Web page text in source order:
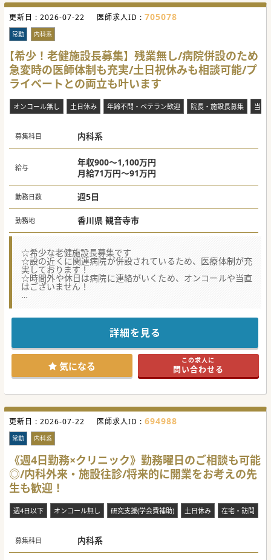
更新日 : 2026-07-22 医師求人ID : 705078
常勤 内科系
【希少！老健施設長募集】残業無し/病院併設のため
急変時の医師体制も充実/土日祝休みも相談可能/プ
ライベートとの両立も叶います
オンコール無し 土日休み 年齢不問・ベテラン歓迎 院長・施設長募集 当直
募集科目 内科系
給与
年収900～1,100万円
月給71万円～91万円
勤務日数 週5日
勤務地 香川県 観音寺市
☆希少な老健施設長募集です
☆設の近くに関連病院が併設されているため、医療体制が充
実しております！
☆時間外や休日は病院に連絡がいくため、オンコールや当直
はございません！
なっていただける先生を募集しております。
内科をご対応可能いただける先生でしたら募集科目は問いま
お気軽にお問合せ下さい！
#秋入職可
詳細を見る
気になる この求人に
問い合わせる
更新日 : 2026-07-22 医師求人ID : 694988
常勤 内科系
《週4日勤務×クリニック》勤務曜日のご相談も可能
◎/内科外来・施設往診/将来的に開業をお考えの先
生も歓迎！
週4日以下 オンコール無し 研究支援(学会費補助) 土日休み 在宅・訪問
募集科目 内科系